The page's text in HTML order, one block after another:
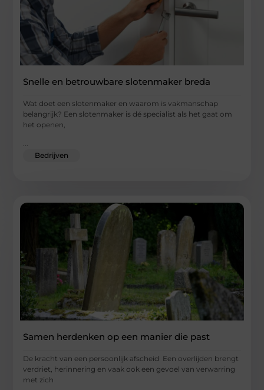
Snelle en betrouwbare slotenmaker breda
Wat doet een slotenmaker en waarom is vakmanschap
belangrijk? Een slotenmaker is dé specialist als het gaat om
het openen,
...
Bedrijven
Samen herdenken op een manier die past
De kracht van een persoonlijk afscheid Een overlijden brengt
verdriet, herinnering en vaak ook een gevoel van verwarring
met zich